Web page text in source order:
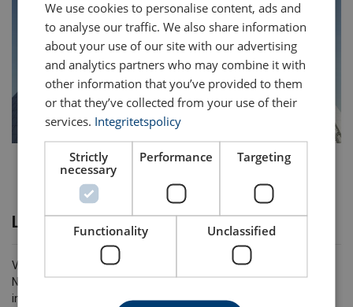
Lär dig mer
Våra artiklar ger dig mer information om lyft och fallskydd.
Nedanstående artiklar tror vi kan vara extra intressanta för dig
inom fastighetsbranschen. Du hittar alla våra artiklar under
We use cookies to personalise content, ads and
to analyse our traffic. We also share information
about your use of our site with our advertising
and analytics partners who may combine it with
other information that you’ve provided to them
or that they’ve collected from your use of their
services. Integritetspolicy
Strictly
necessary
Performance Targeting
Functionality Unclassified